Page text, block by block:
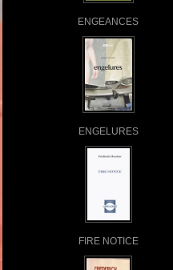
ENGEANCES
ENGELURES
FIRE NOTICE